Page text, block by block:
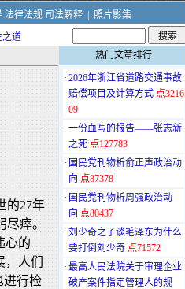
法律法规 司法解释|
照片影集
之道
的27年
尽瘁。
心的
，人们
进行检
热门文章排行
· 2026年浙江省道路交通事故
赔偿项目及计算方式 点3216
09
· 一份血写的报告——张志新
之死 点127783
· 国民党刊物析俞正声政治动
向 点87378
· 国民党刊物析周强政治动
向 点80437
· 刘少奇之子谈毛泽东为什么
要打倒刘少奇 点71572
· 最高人民法院关于审理企业
破产案件指定管理人的规